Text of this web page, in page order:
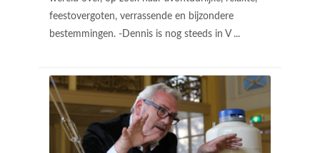
feestovergoten, verrassende en bijzondere
bestemmingen. -Dennis is nog steeds in V ...